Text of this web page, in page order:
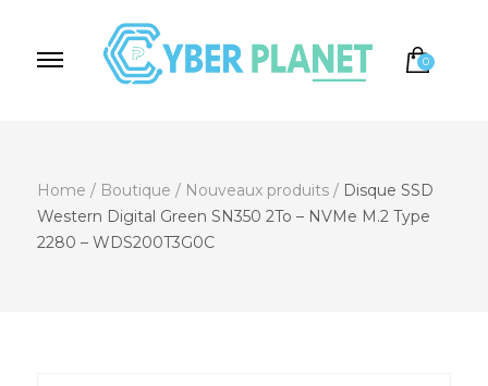
0
Home / Boutique / Nouveaux produits / Disque SSD
Western Digital Green SN350 2To – NVMe M.2 Type
2280 – WDS200T3G0C